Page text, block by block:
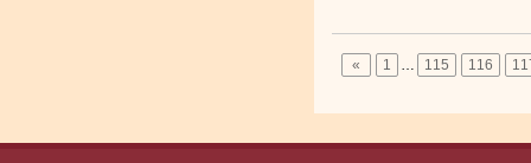
« 1 … 115 116